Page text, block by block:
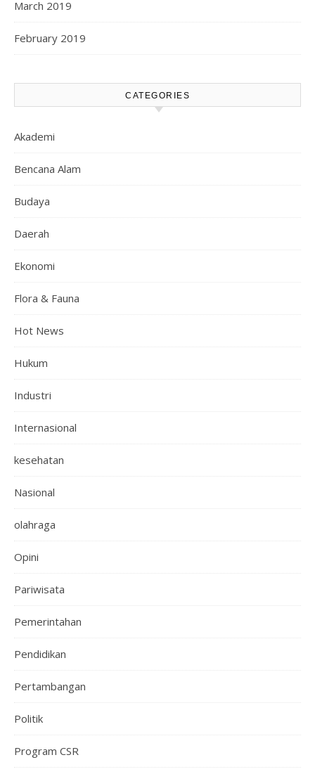
March 2019
February 2019
CATEGORIES
Akademi
Bencana Alam
Budaya
Daerah
Ekonomi
Flora & Fauna
Hot News
Hukum
Industri
Internasional
kesehatan
Nasional
olahraga
Opini
Pariwisata
Pemerintahan
Pendidikan
Pertambangan
Politik
Program CSR